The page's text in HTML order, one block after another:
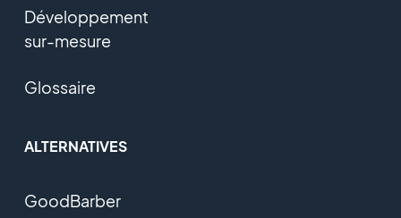
Développement
sur-mesure
Glossaire
ALTERNATIVES
GoodBarber